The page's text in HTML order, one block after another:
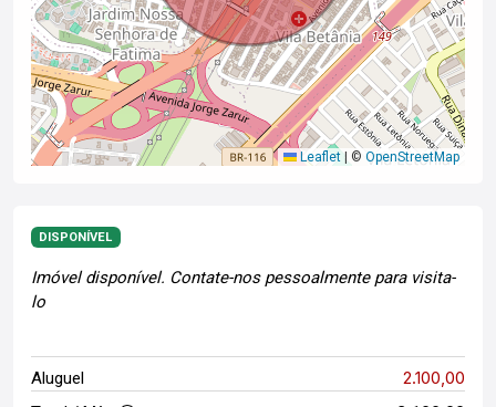
Leaflet | © OpenStreetMap
DISPONÍVEL
Imóvel disponível. Contate-nos pessoalmente para visita-
lo
Aluguel 2.100,00